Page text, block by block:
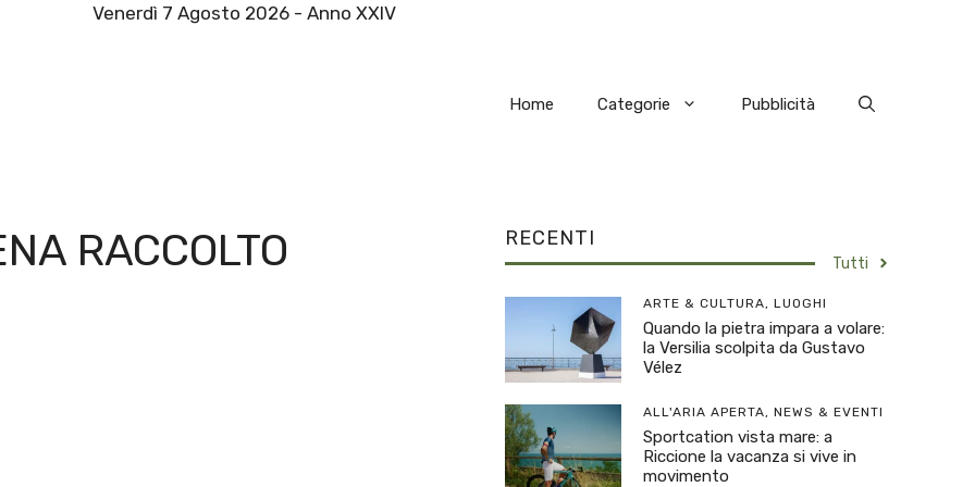
Venerdì 7 Agosto 2026 - Anno XXIV
Home Categorie Pubblicità
RACCOLTO RECENTI
Tutti
ARTE & CULTURA, LUOGHI
Quando la pietra impara a volare:
la Versilia scolpita da Gustavo
Vélez
ALL'ARIA APERTA, NEWS & EVENTI
Sportcation vista mare: a
Riccione la vacanza si vive in
movimento